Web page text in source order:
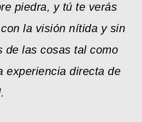
piedra, y tú te verás
la visión nítida y sin
de las cosas tal como
experiencia directa de